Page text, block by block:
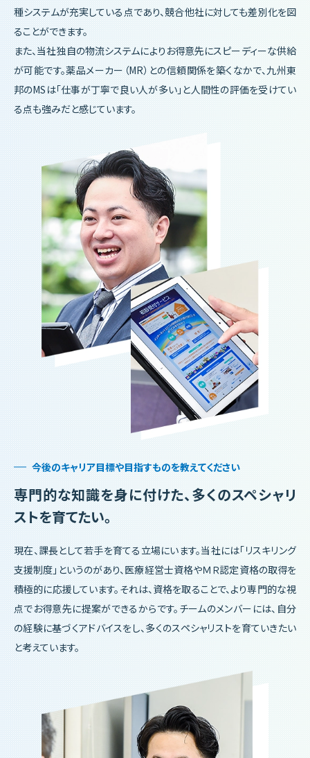
種システムが充実している点であり、競合他社に対しても差別化を図
ることができます。
また、当社独自の物流システムによりお得意先にスピーディーな供給
が可能です。薬品メーカー（MR）との信頼関係を築くなかで、九州東
邦のMSは「仕事が丁寧で良い人が多い」と人間性の評価を受けてい
る点も強みだと感じています。
今後のキャリア目標や目指すものを教えてください
専門的な知識を身に付けた、多くのスペシャリ
ストを育てたい。
現在、課長として若手を育てる立場にいます。当社には「リスキリング
支援制度」というのがあり、医療経営士資格やＭＲ認定資格の取得を
積極的に応援しています。それは、資格を取ることで、より専門的な視
点でお得意先に提案ができるからです。チームのメンバーには、自分
の経験に基づくアドバイスをし、多くのスペシャリストを育ていきたい
と考えています。